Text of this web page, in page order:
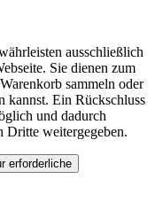
ausschließlich
Sie dienen zum
sammeln oder
kannst. Ein Rückschluss
und dadurch
Dritte weitergegeben.
erforderliche